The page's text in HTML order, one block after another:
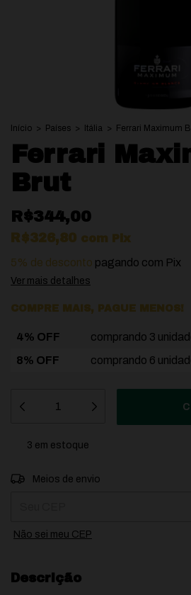
Início > Países > Itália > Ferrari Maximum
Ferrari
Brut
R$344,00
R$326,80 com
Pix
5% de desconto pagando com Pix
Ver mais detalhes
COMPRE MAIS, PAGUE MENOS!
4% OFF
comprando 3
8% OFF
comprando 6
3 em estoque
Entregas para o CEP:
Meios de envio
Não sei meu CEP
Descrição